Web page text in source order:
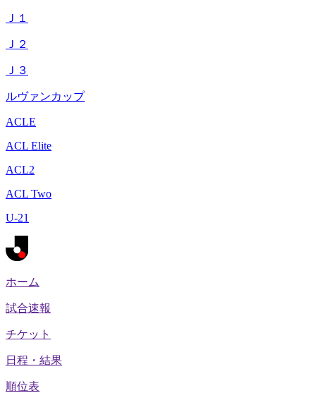
Ｊ１
Ｊ２
Ｊ３
ルヴァンカップ
ACLE
ACL Elite
ACL2
ACL Two
U-21
ホーム
試合速報
チケット
日程・結果
順位表